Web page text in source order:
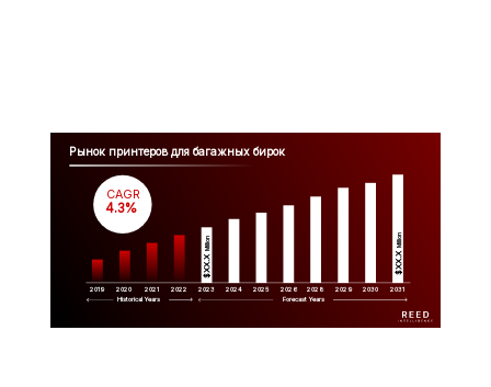
Рынок принтеров для багажных бирок
2019 2020 2021 2022 2023 2024 2025 2026 2028 2029 2030 2031
$XX.X
Million
$XX.X
Million
CAGR
4.3%
Historical Years Forecast Years